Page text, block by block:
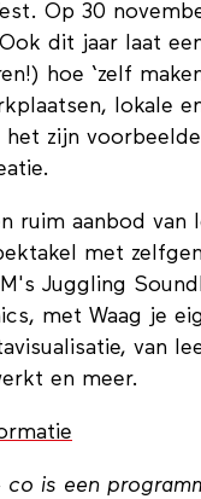
Op 30
dit jaar laat
hoe ‘zelf
lokale
zijn
ruim aanbod van
met
Juggling
met Waag je
van
en meer.
co is een